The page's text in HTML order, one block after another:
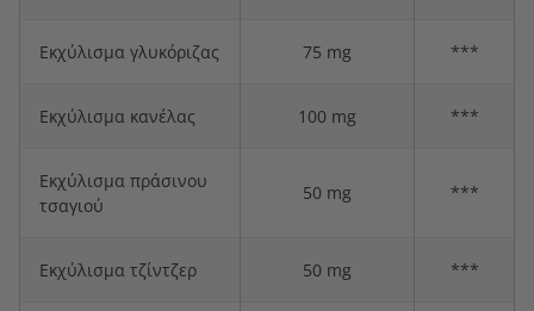
Εκχύλισμα γλυκόριζας 75 mg ***
Εκχύλισμα κανέλας 100 mg ***
Εκχύλισμα πράσινου
τσαγιού
50 mg ***
Εκχύλισμα τζίντζερ 50 mg ***